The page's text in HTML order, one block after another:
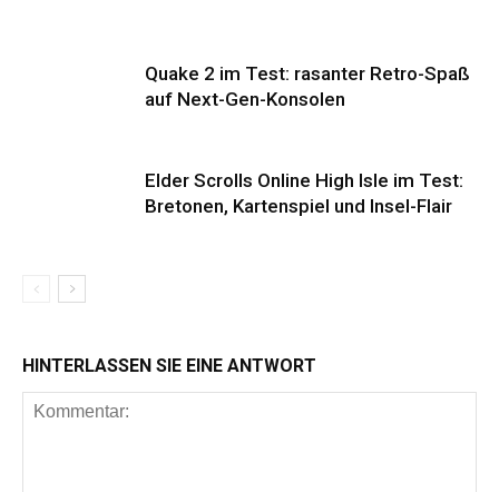
Quake 2 im Test: rasanter Retro-Spaß
auf Next-Gen-Konsolen
Elder Scrolls Online High Isle im Test:
Bretonen, Kartenspiel und Insel-Flair
HINTERLASSEN SIE EINE ANTWORT